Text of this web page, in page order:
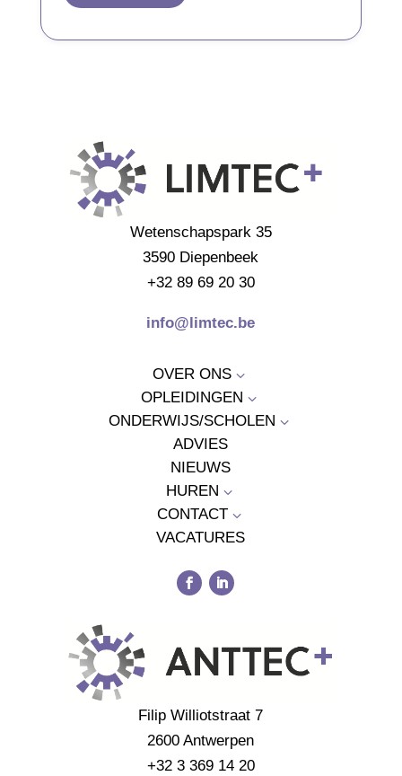
Wetenschapspark 35
3590 Diepenbeek
+32 89 69 20 30
info@limtec.be
OVER ONS 3
OPLEIDINGEN 3
ONDERWIJS/SCHOLEN 3
ADVIES
NIEUWS
HUREN 3
CONTACT3
VACATURES
Filip Williotstraat 7
2600 Antwerpen
+32 3 369 14 20